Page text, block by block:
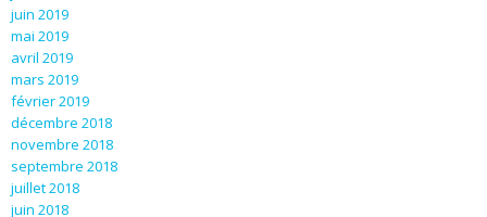
juin 2019
mai 2019
avril 2019
mars 2019
février 2019
décembre 2018
novembre 2018
septembre 2018
juillet 2018
juin 2018